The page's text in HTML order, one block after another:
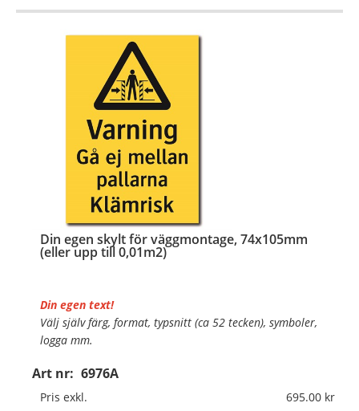
Din egen skylt för väggmontage, 74x105mm
(eller upp till 0,01m2)
Art nr: 6976A
Din egen text!
Välj själv färg, format, typsnitt (ca 52 tecken), symboler,
logga mm.
Material:Plan aluminium, 0,7mm (väggmontage)
Mått:74x105mm (eller annat mått upp till 0,01m²)
Pris exkl. 695.00